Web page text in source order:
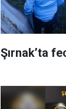
Şırnak’ta